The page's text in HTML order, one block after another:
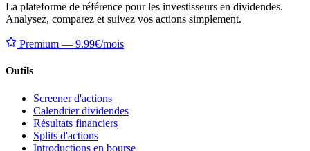
La plateforme de référence pour les investisseurs en dividendes.
Analysez, comparez et suivez vos actions simplement.
Premium — 9.99€/mois
Outils
Screener d'actions
Calendrier dividendes
Résultats financiers
Splits d'actions
Introductions en bourse